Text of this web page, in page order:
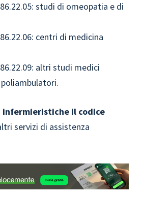
studi di omeopatia e di
centri di medicina
altri studi medici
infermieristiche il codice
servizi di assistenza